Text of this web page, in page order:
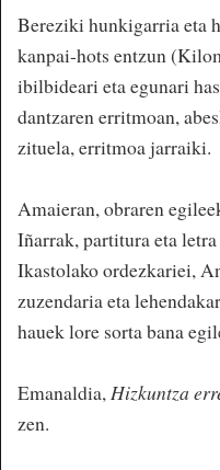
Bereziki hunkigarria eta
kanpai-hots entzun
ibilbideari eta egunari
dantzaren erritmoan,
zituela, erritmoa jarraiki.
Amaieran, obraren
Iñarrak, partitura eta
Ikastolako ordezkariei,
zuzendaria eta
hauek lore sorta bana
Emanaldia,Hizkuntza
zen.